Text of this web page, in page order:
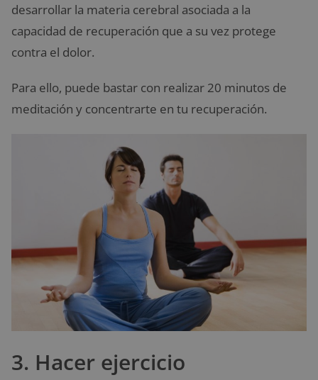
desarrollar la materia cerebral asociada a la
capacidad de recuperación que a su vez protege
contra el dolor.
Para ello, puede bastar con realizar 20 minutos de
meditación y concentrarte en tu recuperación.
3. Hacer ejercicio